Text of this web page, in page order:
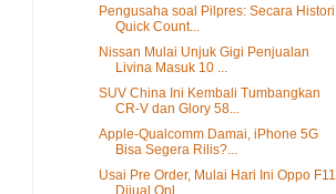
Pengusaha soal Pilpres: Secara Histori
Quick Count...
Nissan Mulai Unjuk Gigi Penjualan
Livina Masuk 10 ...
SUV China Ini Kembali Tumbangkan
CR-V dan Glory 58...
Apple-Qualcomm Damai, iPhone 5G
Bisa Segera Rilis?...
Usai Pre Order, Mulai Hari Ini Oppo F11
Dijual Onl...